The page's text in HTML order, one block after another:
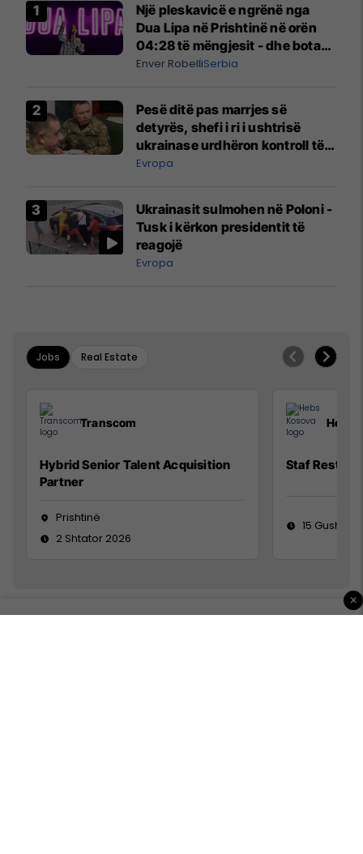
Një pleskavicë e ngrënë nga
Dua Lipa në Prishtinë në orën
04:28 të mëngjesit - dhe bota
digjitale serbe shpall gjendjen e
Enver RobelliSerbia
Pesë ditë pas marrjes së
detyrës, shefi i ri i ushtrisë
ukrainase urdhëron kontroll të
madh
Evropa
Ukrainasit sulmohen në Poloni -
Tusk i kërkon presidentit të
reagojë
Evropa
Jobs Real Estate
Transcom
Hybrid Senior Talent Acquisition
Partner
Prishtinë
2 Shtator 2026
Hebs
Staf
15 Gusht
×